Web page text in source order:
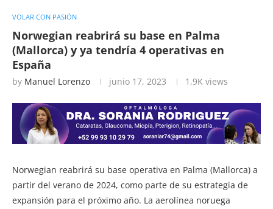
VOLAR CON PASIÓN
Norwegian reabrirá su base en Palma
(Mallorca) y ya tendría 4 operativas en
España
by Manuel Lorenzo junio 17, 2023 1,9K views
Norwegian reabrirá su base operativa en Palma (Mallorca) a
partir del verano de 2024, como parte de su estrategia de
expansión para el próximo año. La aerolínea noruega